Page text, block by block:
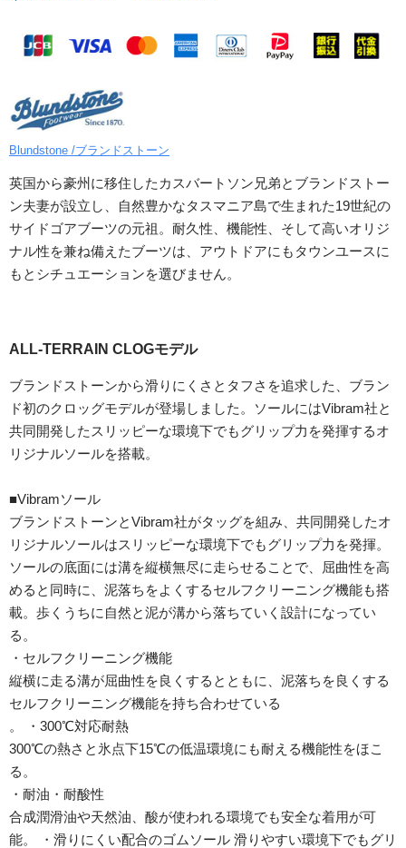
Blundstone /ブランドストーン
英国から豪州に移住したカスバートソン兄弟とブランドストー
ン夫妻が設立し、自然豊かなタスマニア島で生まれた19世紀の
サイドゴアブーツの元祖。耐久性、機能性、そして高いオリジ
ナル性を兼ね備えたブーツは、アウトドアにもタウンユースに
もとシチュエーションを選びません。
ALL-TERRAIN CLOGモデル
ブランドストーンから滑りにくさとタフさを追求した、ブラン
ド初のクロッグモデルが登場しました。ソールにはVibram社と
共同開発したスリッピーな環境下でもグリップ力を発揮するオ
リジナルソールを搭載。
■Vibramソール
ブランドストーンとVibram社がタッグを組み、共同開発したオ
リジナルソールはスリッピーな環境下でもグリップ力を発揮。
ソールの底面には溝を縦横無尽に走らせることで、屈曲性を高
めると同時に、泥落ちをよくするセルフクリーニング機能も搭
載。歩くうちに自然と泥が溝から落ちていく設計になってい
る。
・セルフクリーニング機能
縦横に走る溝が屈曲性を良くするとともに、泥落ちを良くする
セルフクリーニング機能を持ち合わせている
。 ・300℃対応耐熱
300℃の熱さと氷点下15℃の低温環境にも耐える機能性をほこ
る。
・耐油・耐酸性
合成潤滑油や天然油、酸が使われる環境でも安全な着用が可
能。 ・滑りにくい配合のゴムソール 滑りやすい環境下でもグリ